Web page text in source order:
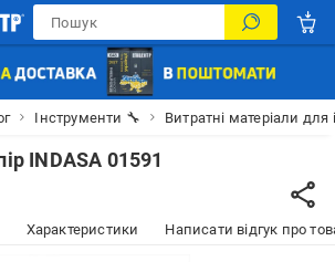
Інструменти 🔧 Витратні матеріали для
INDASA 01591
Характеристики Написати відгук про